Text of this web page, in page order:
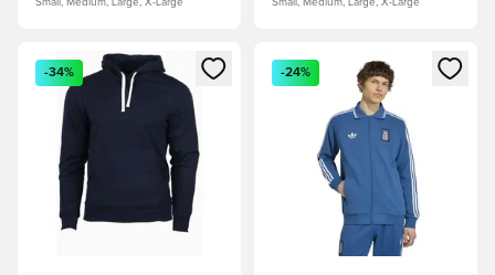
Odpre Modal za prijavo ali vpis kot član
-34%
Odpre Modal za prijavo ali
-24%